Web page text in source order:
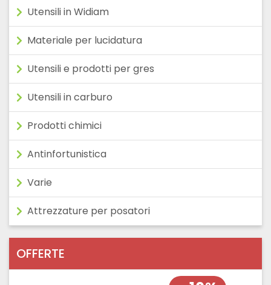
Utensili in Widiam
Materiale per lucidatura
Utensili e prodotti per gres
Utensili in carburo
Prodotti chimici
Antinfortunistica
Varie
Attrezzature per posatori
OFFERTE